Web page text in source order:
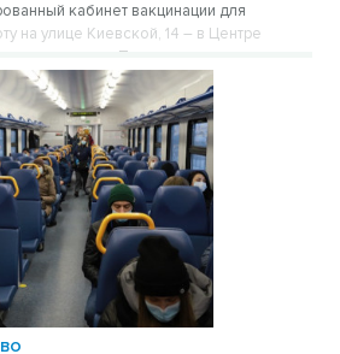
кабинет вакцинации для
на улице Киевской, 14 – в Центре
репродукции. Привиться в нем могут, в
в других консультациях.